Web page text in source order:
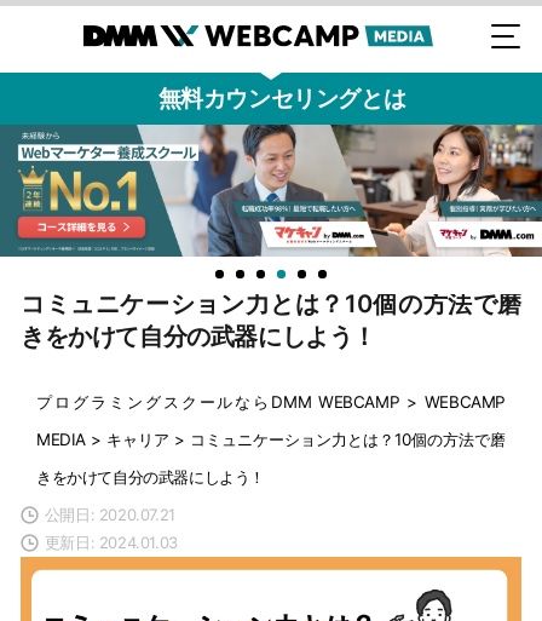
無料カウンセリングとは
コミュニケーション力とは？10個の方法で磨
きをかけて自分の武器にしよう！
プログラミングスクールならDMM WEBCAMP > WEBCAMP
MEDIA > キャリア > コミュニケーション力とは？10個の方法で磨
きをかけて自分の武器にしよう！
公開日: 2020.07.21
更新日: 2024.01.03